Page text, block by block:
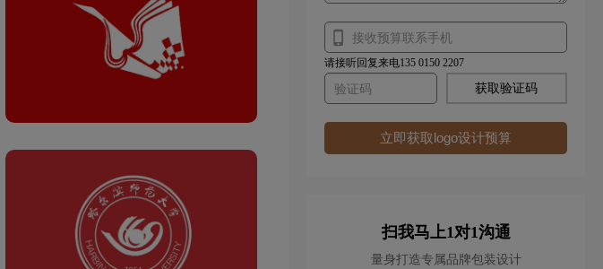
请接听回复来电135 0150 2207
获取验证码
立即获取logo设计预算
扫我马上1对1沟通
量身打造专属品牌包装设计